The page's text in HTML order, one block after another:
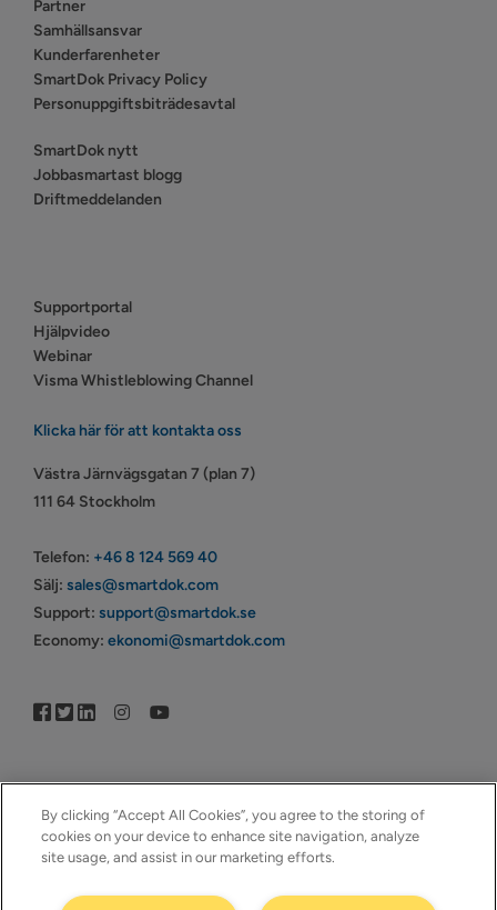
Partner
Samhällsansvar
Kunderfarenheter
SmartDok Privacy Policy
Personuppgiftsbiträdesavtal
SmartDok nytt
Jobbasmartast blogg
Driftmeddelanden
Supportportal
Hjälpvideo
Webinar
Visma Whistleblowing Channel
Klicka här för att kontakta oss
Västra Järnvägsgatan 7 (plan 7)
111 64 Stockholm
Telefon: +46 8 124 569 40
Sälj: sales@smartdok.com
Support: support@smartdok.se
Economy: ekonomi@smartdok.com
© Copyright 2005–2026 | © SmartDok © Visma | All Rights
Reserved | ™SmartDok – Ett företag i ™Visma
By clicking “Accept All Cookies”, you agree to the storing of
cookies on your device to enhance site navigation, analyze
site usage, and assist in our marketing efforts.